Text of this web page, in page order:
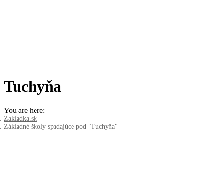
Tuchyňa
You are here:
Zakladka.sk
Základné školy spadajúce pod "Tuchyňa"